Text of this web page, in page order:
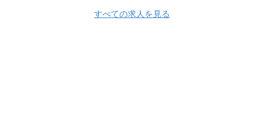
すべての求人を見る